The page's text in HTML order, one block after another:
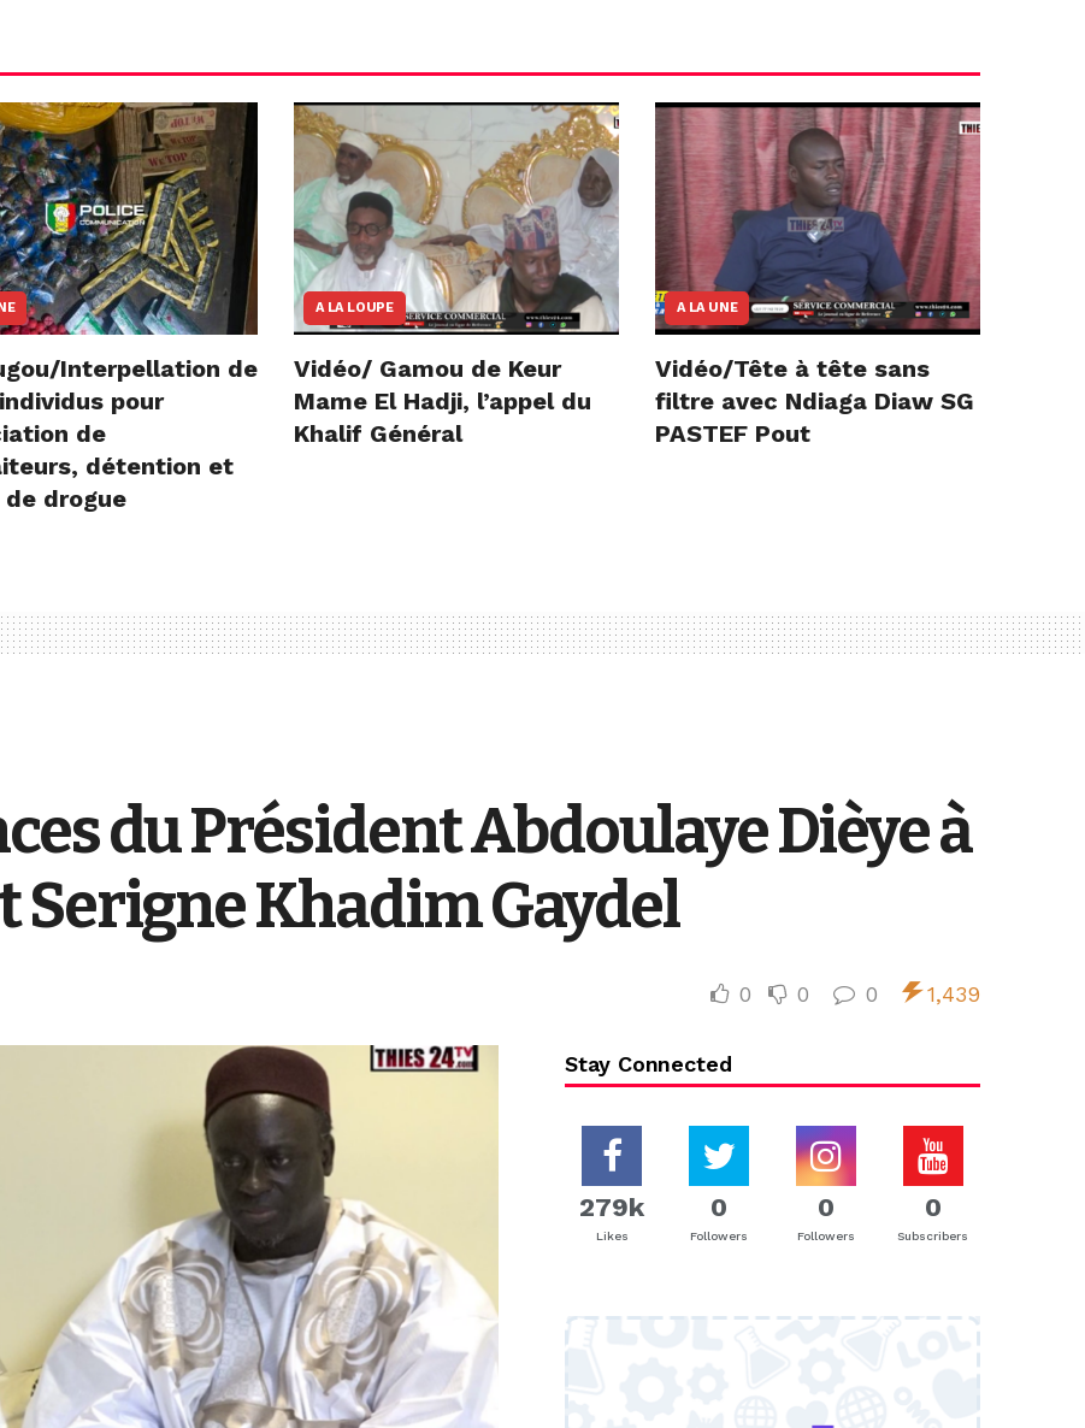
Interpellation de
pour
de
détention et
drogue
A LA LOUPE
Vidéo/ Gamou de Keur
Mame El Hadji, l’appel du
Khalif Général
A LA UNE
Vidéo/Tête à tête sans
filtre avec Ndiaga Diaw SG
PASTEF Pout
du Président Abdoulaye Dièye à
Serigne Khadim Gaydel
0 0 0 1,439
Stay Connected
279k
Likes
0
Followers
0
Followers
0
Subscribers